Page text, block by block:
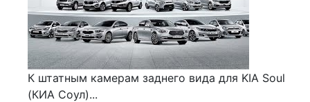
К штатным камерам заднего вида для KIA Soul
(КИА Соул)...